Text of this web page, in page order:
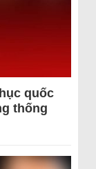
quốc
thống